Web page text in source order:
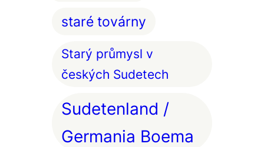
staré továrny
Starý průmysl v
českých Sudetech
Sudetenland /
Germania Boema